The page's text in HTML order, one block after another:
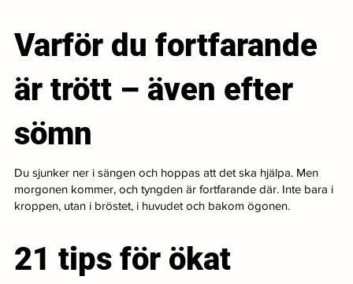
Varför du fortfarande
är trött – även efter
sömn
Du sjunker ner i sängen och hoppas att det ska hjälpa. Men
morgonen kommer, och tyngden är fortfarande där. Inte bara i
kroppen, utan i bröstet, i huvudet och bakom ögonen.
21 tips för ökat